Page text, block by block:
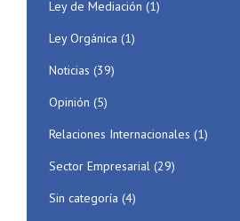
Ley de Mediación (1)
Ley Orgánica (1)
Noticias (39)
Opinión (5)
Relaciones Internacionales (1)
Sector Empresarial (29)
Sin categoría (4)